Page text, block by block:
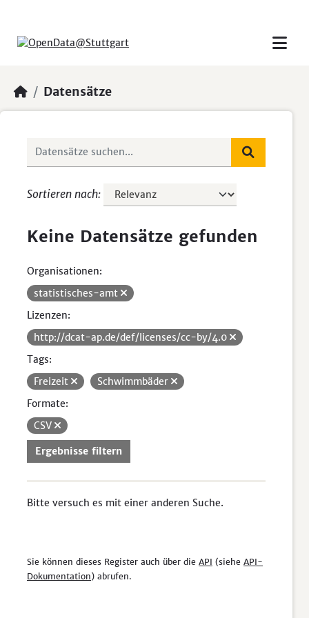
Datensätze
Sortieren nach
Keine Datensätze gefunden
Organisationen:
statistisches-amt
Lizenzen:
http://dcat-ap.de/def/licenses/cc-by/4.0
Tags:
Freizeit
Schwimmbäder
Formate:
CSV
Ergebnisse filtern
Bitte versuch es mit einer anderen Suche.
Sie können dieses Register auch über die API (siehe API-
Dokumentation) abrufen.